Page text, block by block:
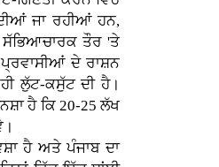
ਜਾ ਰਹੀਆਂ ਹਨ,
ਸੱਭਿਆਚਾਰਕ ਤੌਰ 'ਤੇ
ਦੇ ਰਾਸ਼ਨ
ਲੁੱਟ-ਕਸੁੱਟ ਦੀ ਹੈ।
ਹੈ ਕਿ 20-25 ਲੱਖ
ਹੈ ਅਤੇ ਪੰਜਾਬ ਦਾ